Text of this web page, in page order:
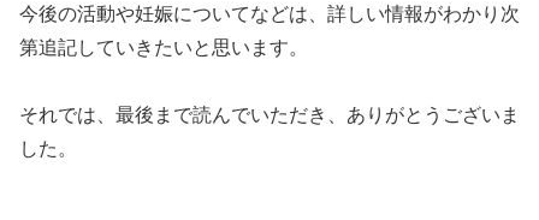
今後の活動や妊娠についてなどは、詳しい情報がわかり次
第追記していきたいと思います。
それでは、最後まで読んでいただき、ありがとうございま
した。